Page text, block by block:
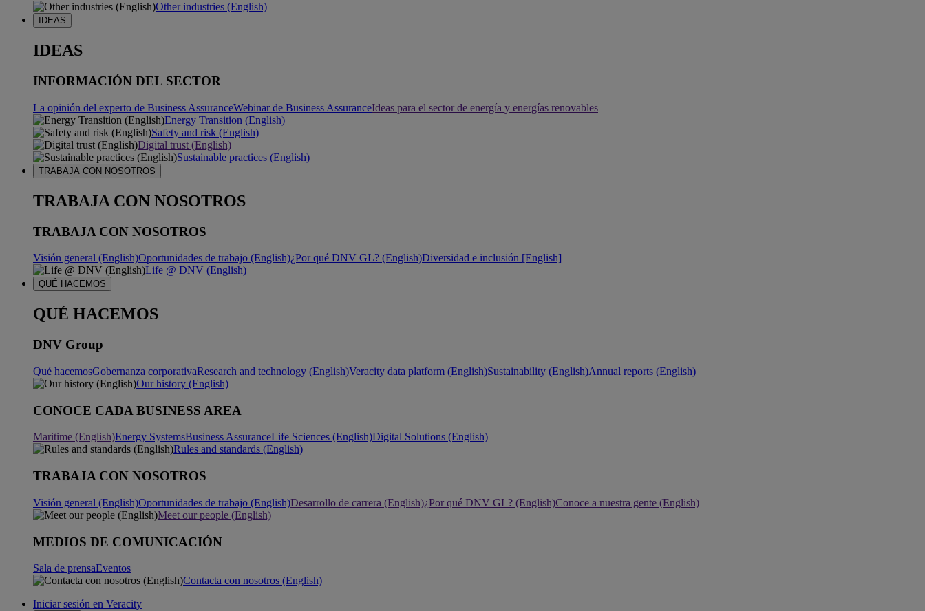
Other industries (English)
IDEAS
IDEAS
INFORMACIÓN DEL SECTOR
La opinión del experto de Business AssuranceWebinar de Business AssuranceIdeas para el sector de energía y energías renovables
Energy Transition (English)
Safety and risk (English)
Digital trust (English)
Sustainable practices (English)
TRABAJA CON NOSOTROS
TRABAJA CON NOSOTROS
TRABAJA CON NOSOTROS
Visión general (English)Oportunidades de trabajo (English)¿Por qué DNV GL? (English)Diversidad e inclusión [English]
Life @ DNV (English)
QUÉ HACEMOS
QUÉ HACEMOS
DNV Group
Qué hacemosGobernanza corporativaResearch and technology (English)Veracity data platform (English)Sustainability (English)Annual reports (English)
Our history (English)
CONOCE CADA BUSINESS AREA
Maritime (English)Energy SystemsBusiness AssuranceLife Sciences (English)Digital Solutions (English)
Rules and standards (English)
TRABAJA CON NOSOTROS
Visión general (English)Oportunidades de trabajo (English)Desarrollo de carrera (English)¿Por qué DNV GL? (English)Conoce a nuestra gente (English)
Meet our people (English)
MEDIOS DE COMUNICACIÓN
Sala de prensaEventos
Contacta con nosotros (English)
Iniciar sesión en Veracity